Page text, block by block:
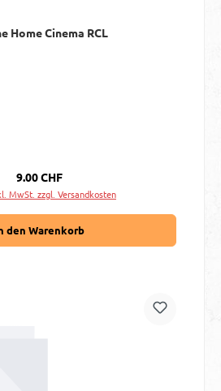
Home Cinema RCL
Regulärer Preis:
9.00 CHF
MwSt. zzgl. Versandkosten
den Warenkorb